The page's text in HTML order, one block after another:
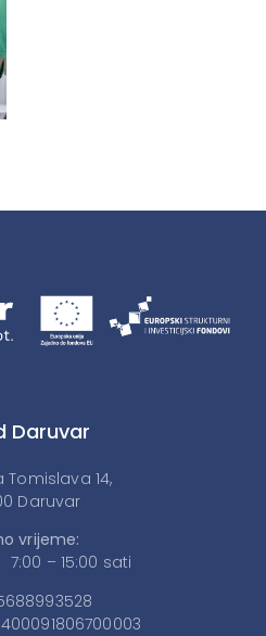
Daruvar
Tomislava 14,
Daruvar
vrijeme:
– 15:00 sati